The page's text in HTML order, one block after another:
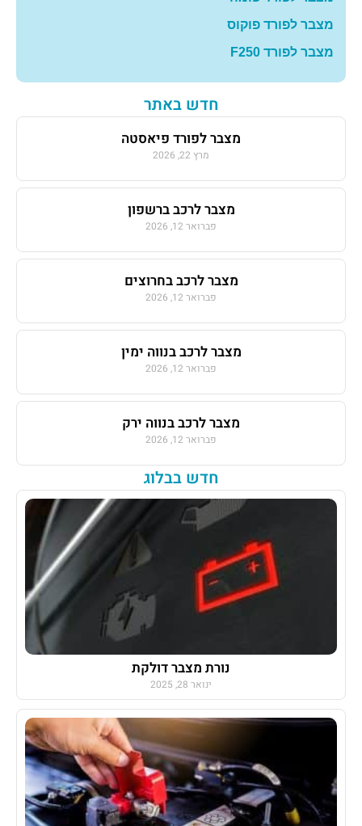
מצבר לפורד פוקוס
מצבר לפורד F250
חדש באתר
מצבר לפורד פיאסטה
מרץ 22, 2026
מצבר לרכב ברשפון
פברואר 12, 2026
מצבר לרכב בחרוצים
פברואר 12, 2026
מצבר לרכב בנווה ימין
פברואר 12, 2026
מצבר לרכב בנווה ירק
פברואר 12, 2026
חדש בבלוג
נורת מצבר דולקת
ינואר 28, 2025